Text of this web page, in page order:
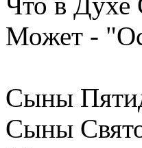
Может -
Сыны
Сыны